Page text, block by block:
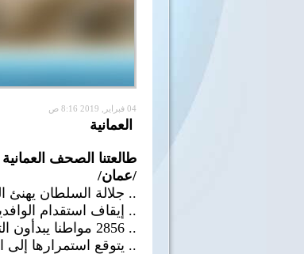
04 فبراير, 2019 8:16 ص
العمانية
طالعتنا الصحف العمانية
/عمان/
.. جلالة السلطان يهنئ
.. إيقاف استقدام الوافدين فـي 87
.. 2856 مواطنا يبدأون التنافس على 313 فرصة عمل بالقطاع الخاص.
.. يتوقع استمرارها إلى